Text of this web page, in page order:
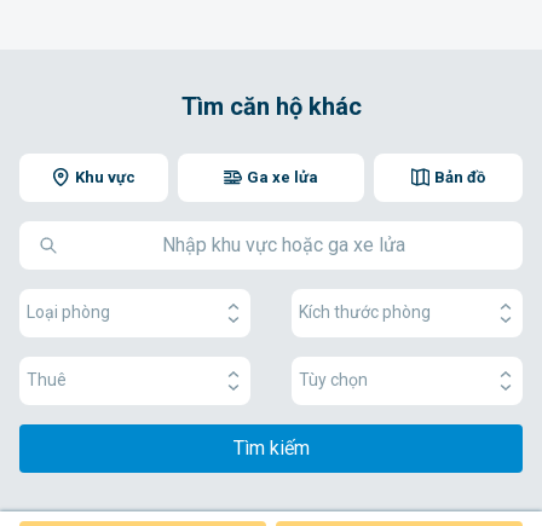
Tìm căn hộ khác
Khu vực Bản đồ
Ga xe lửa
Loại phòng Kích thước phòng
Thuê Tùy chọn
Tìm kiếm